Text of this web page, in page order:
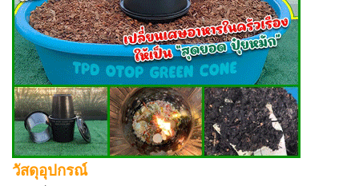
วัสดุอุปกรณ์